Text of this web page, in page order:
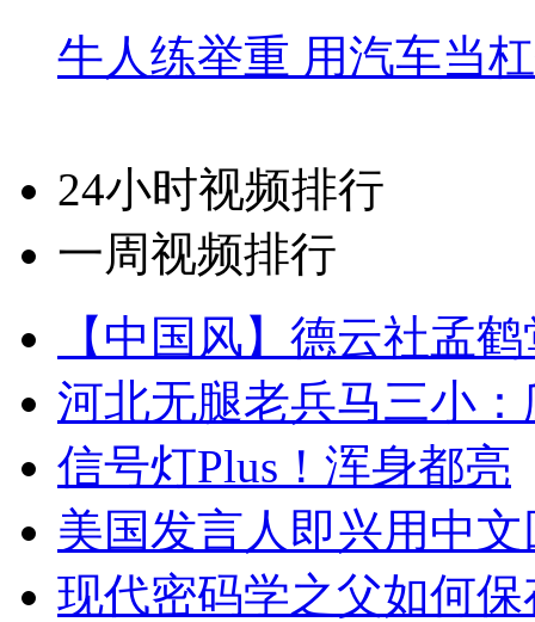
牛人练举重 用汽车当
24小时视频排行
一周视频排行
【中国风】德云社孟
河北无腿老兵马三小
信号灯Plus！浑身都亮
美国发言人即兴用中
现代密码学之父如何